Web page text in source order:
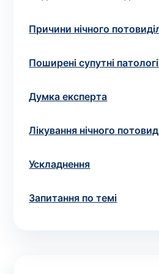
Причини нічного
Поширені супутні
Думка експерта
Лікування нічного
Ускладнення
Запитання по темі
Якщо ви не знаєте, які
своєчасного оновлення
листа. Проте, щоб уникнути
виконання досліджень за